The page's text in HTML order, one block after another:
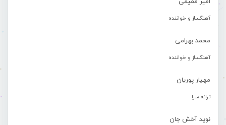
آهنگساز و خواننده
محمد بهرامی
آهنگساز و خواننده
مهیار پوریان
ترانه سرا
نوید آخش جان